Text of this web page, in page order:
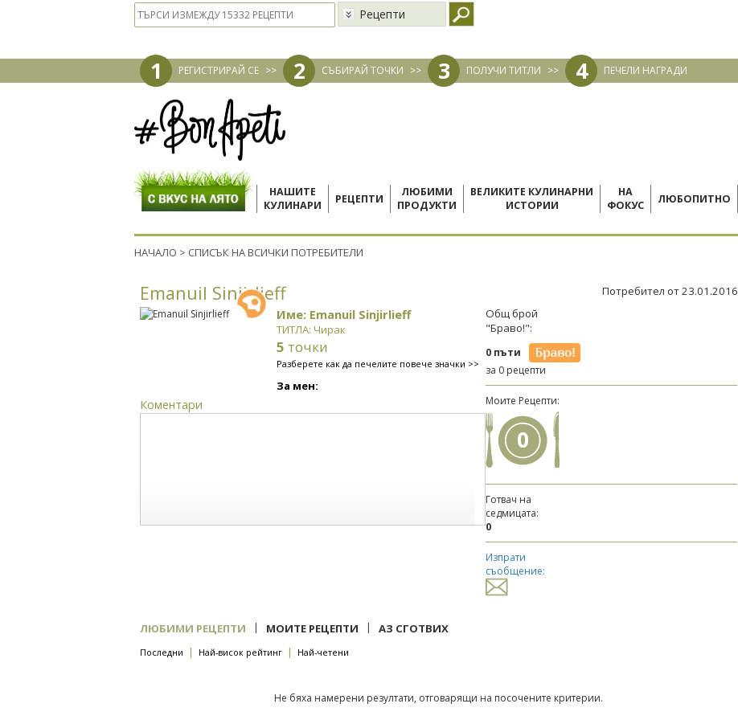
Рецепти
1 РЕГИСТРИРАЙ СЕ >> 2 СЪБИРАЙ ТОЧКИ >> 3 ПОЛУЧИ ТИТЛИ >> 4 ПЕЧЕЛИ НАГРАДИ
НАШИТЕ
КУЛИНАРИ
РЕЦЕПТИ
ЛЮБИМИ
ПРОДУКТИ
ВЕЛИКИТЕ КУЛИНАРНИ
ИСТОРИИ
НА
ФОКУС
ЛЮБОПИТНО
НАЧАЛО > СПИСЪК НА ВСИЧКИ ПОТРЕБИТЕЛИ
Emanuil Sinjirlieff Потребител от 23.01.2016
Име: Emanuil Sinjirlieff
ТИТЛА: Чирак
5 точки
Разберете как да печелите повече значки >>
За мен:
Коментари
Общ брой
"Браво!":
0 пъти
за 0 рецепти
Моите Рецепти:
0
Готвач на
седмицата:
0
Изпрати
съобщение:
ЛЮБИМИ РЕЦЕПТИ | МОИТЕ РЕЦЕПТИ | АЗ СГОТВИХ
Последни | Най-висок рейтинг | Най-четени
Не бяха намерени резултати, отговарящи на посочените критерии.